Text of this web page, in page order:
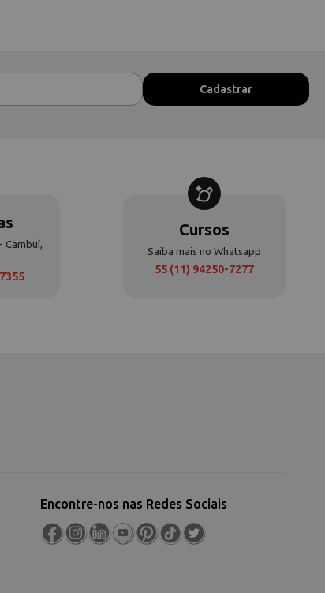
Cambuí,
Cursos
Saiba mais no Whatsapp
55 (11) 94250-7277
Encontre-nos nas Redes Sociais